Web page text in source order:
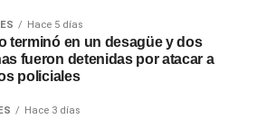
Hace 5 días
terminó en un desagüe y dos
fueron detenidas por atacar a
policiales
Hace 3 días